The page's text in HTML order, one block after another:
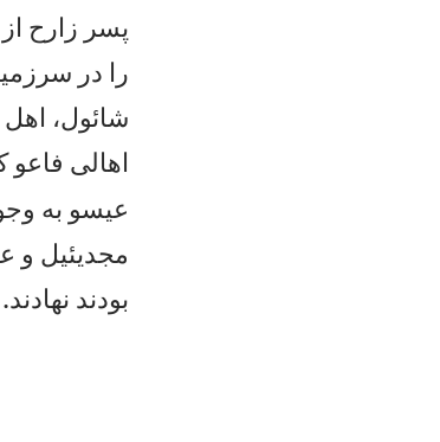
پسر زارح
را در
شائول، اهل
اهالی
عيسو به
مجدیئيل و
بودند نهادند.